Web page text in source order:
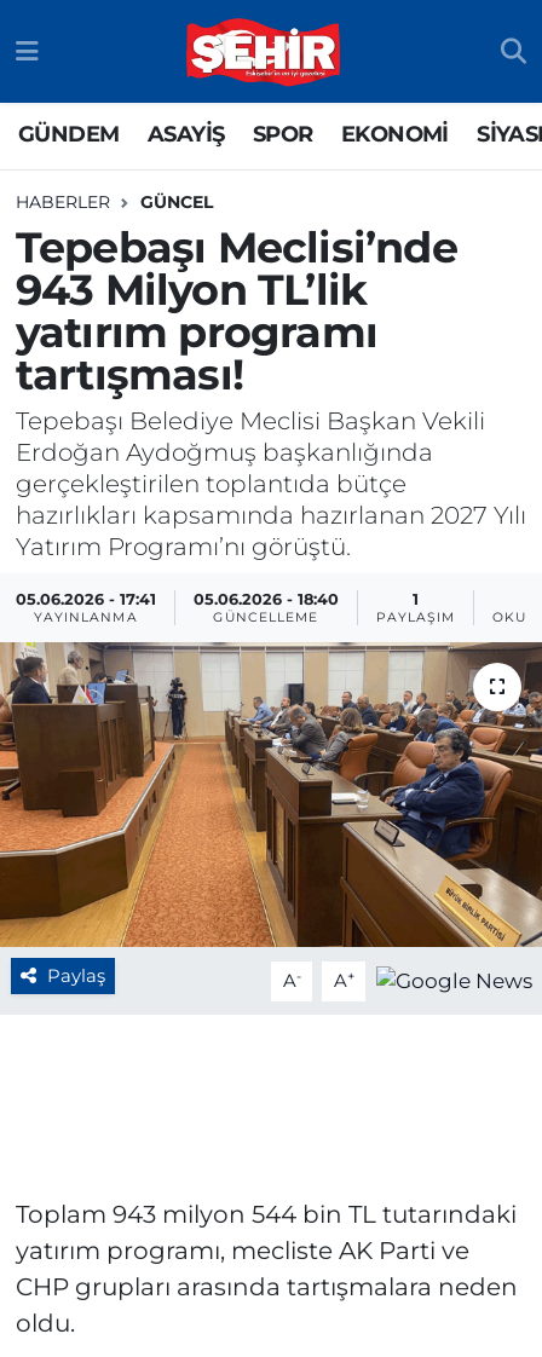
GÜNDEM ASAYİŞ SPOR EKONOMİ
HABERLER GÜNCEL
Tepebaşı Meclisi’nde
943 Milyon TL’lik
yatırım programı
tartışması!
Tepebaşı Belediye Meclisi Başkan Vekili
Erdoğan Aydoğmuş başkanlığında
gerçekleştirilen toplantıda bütçe
hazırlıkları kapsamında hazırlanan 2027 Yılı
Yatırım Programı’nı görüştü.
05.06.2026 - 17:41
YAYINLANMA
05.06.2026 - 18:40
GÜNCELLEME
1
PAYLAŞIM
Paylaş A- A+
Toplam 943 milyon 544 bin TL tutarındaki
yatırım programı, mecliste AK Parti ve
CHP grupları arasında tartışmalara neden
oldu.
SPOR
EKONOMİ
SİYASET
RESMİ İLAN
SİYASET
SPOR
EKONOMİ
EĞİTİM
SAĞLIK
TEKNOLOJİ
YAŞAM
DÜNYA
GENEL
GÜNCEL
RESMİ İLAN
Odunpazarı Nöbetçi Eczaneler
Odunpazarı Hava Durumu
Odunpazarı Trafik Yoğunluk Haritası
TFF 3.Lig 4.Grup Puan Durumu ve Fikstür
Tüm Manşetler
Son Dakika Haberleri
Haber Arşivi